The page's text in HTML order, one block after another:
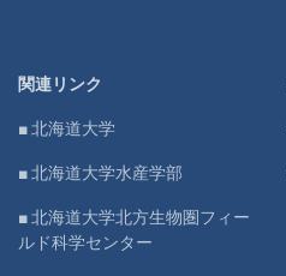
関連リンク
■ 北海道大学
■ 北海道大学水産学部
■ 北海道大学北方生物圏フィー
ルド科学センター